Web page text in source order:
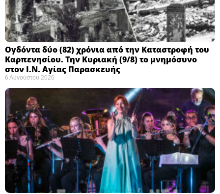
Ογδόντα δύο (82) χρόνια από την Καταστροφή του
Καρπενησίου. Την Κυριακή (9/8) το μνημόσυνο
στον Ι.Ν. Αγίας Παρασκευής
6 Αυγούστου 2026